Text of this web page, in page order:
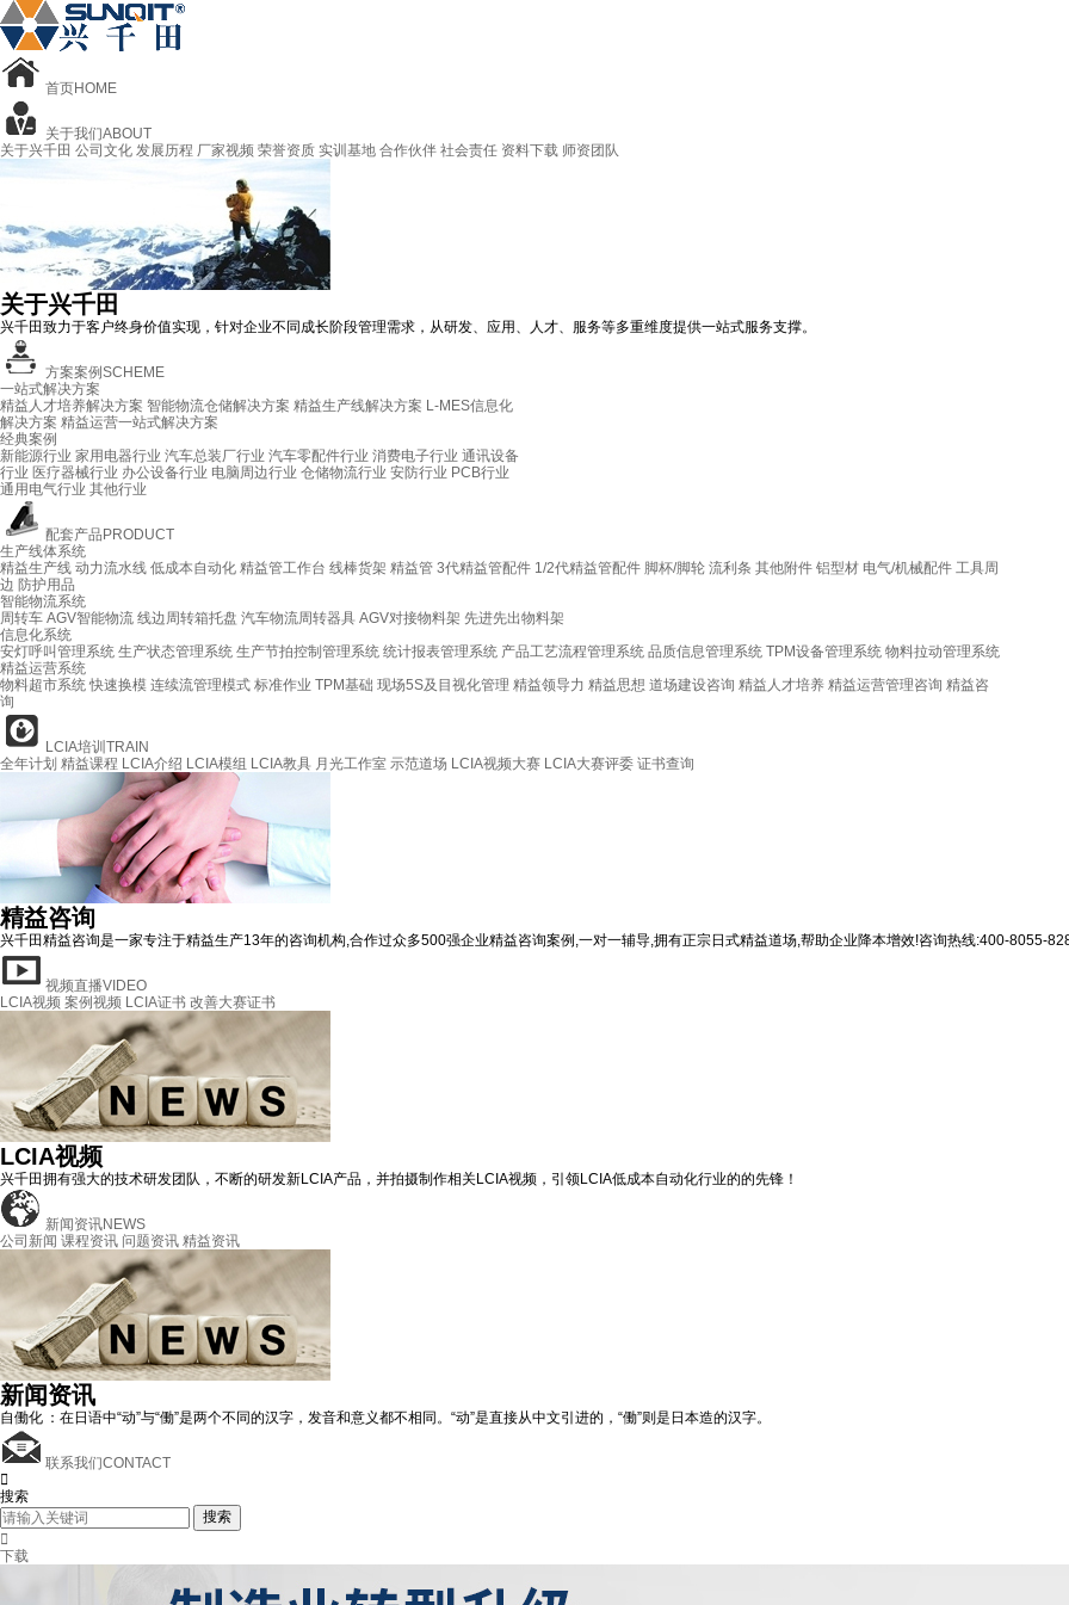
首页HOME
关于我们ABOUT
关于兴千田 公司文化 发展历程 厂家视频 荣誉资质 实训基地 合作伙伴 社会责任 资料下载 师资团队
关于兴千田
兴千田致力于客户终身价值实现，针对企业不同成长阶段管理需求，从研发、应用、人才、服务等多重维度提供一站式服务支撑。
方案案例SCHEME
一站式解决方案
精益人才培养解决方案 智能物流仓储解决方案 精益生产线解决方案 L-MES信息化
解决方案 精益运营一站式解决方案
经典案例
新能源行业 家用电器行业 汽车总装厂行业 汽车零配件行业 消费电子行业 通讯设备
行业 医疗器械行业 办公设备行业 电脑周边行业 仓储物流行业 安防行业 PCB行业
通用电气行业 其他行业
配套产品 PRODUCT
生产线体系统
精益生产线 动力流水线 低成本自动化 精益管工作台 线棒货架 精益管 3代精益管配件 1/2代精益管配件 脚杯/脚轮 流利条 其他附件 铝型材 电气/机械配件 工具周
边 防护用品
智能物流系统
周转车 AGV智能物流 线边周转箱托盘 汽车物流周转器具 AGV对接物料架 先进先出物料架
信息化系统
安灯呼叫管理系统 生产状态管理系统 生产节拍控制管理系统 统计报表管理系统 产品工艺流程管理系统 品质信息管理系统 TPM设备管理系统 物料拉动管理系统
精益运营系统
物料超市系统 快速换模 连续流管理模式 标准作业 TPM基础 现场5S及目视化管理 精益领导力 精益思想 道场建设咨询 精益人才培养 精益运营管理咨询 精益咨
询
LCIA培训 TRAIN
全年计划 精益课程 LCIA介绍 LCIA模组 LCIA教具 月光工作室 示范道场 LCIA视频大赛 LCIA大赛评委 证书查询
精益咨询
兴千田精益咨询是一家专注于精益生产13年的咨询机构,合作过众多500强企业精益咨询案例,一对一辅导,拥有正宗日式精益道场,帮助企业降本增效!咨询热线:400-8055-
视频直播VIDEO
LCIA视频 案例视频 LCIA证书 改善大赛证书
LCIA视频
兴千田拥有强大的技术研发团队，不断的研发新LCIA产品，并拍摄制作相关LCIA视频，引领LCIA低成本自动化行业的的先锋！
新闻资讯NEWS
公司新闻 课程资讯 问题资讯 精益资讯
新闻资讯
自働化 ：在日语中“动”与“働”是两个不同的汉字，发音和意义都不相同。“动”是直接从中文引进的，“働”则是日本造的汉字。
联系我们CONTACT

搜索
搜索

下载